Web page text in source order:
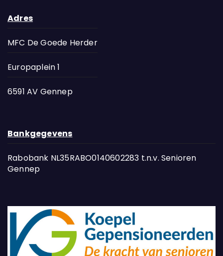
Adres
MFC De Goede Herder
Europaplein 1
6591 AV Gennep
Bankgegevens
Rabobank NL35RABO0140602283 t.n.v. Senioren
Gennep